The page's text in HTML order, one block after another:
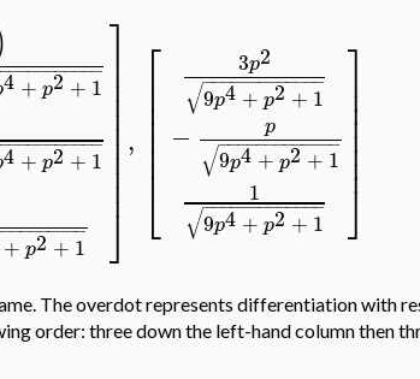
4 + p2 + 1
−
−−−−−−−−−
4 + p2 + 1
−
−−−−−−−−−
+ p2 + 1
−
−−−−−−−−
⎤
⎦
⎥⎥⎥⎥⎥⎥⎥⎥⎥⎥
,
⎡
⎣
⎢⎢⎢⎢⎢⎢⎢
3p2
9p4 + p2 + 1
− −
−−−−−−−−−−−
√
− p
9p4+ p2 + 1
− −
−−−−−−−−−−−
√
1
9p4 + p2 + 1
− −
−−−−−−−−−−−
√
⎤
⎦
⎥⎥⎥⎥⎥⎥⎥
The overdot represents differentiation with
order: three down the left-hand column then